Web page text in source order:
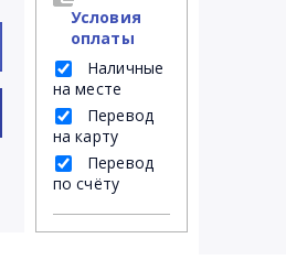
Условия
оплаты
Наличные
на месте
Перевод
на карту
Перевод
по счёту